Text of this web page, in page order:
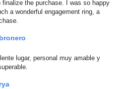
finalize the purchase. I was so happy
a wonderful engagement ring, a
lugar, personal muy amable y